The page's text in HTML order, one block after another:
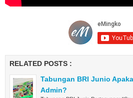
RELATED POSTS :
Tabungan BRI Junio
Admin?